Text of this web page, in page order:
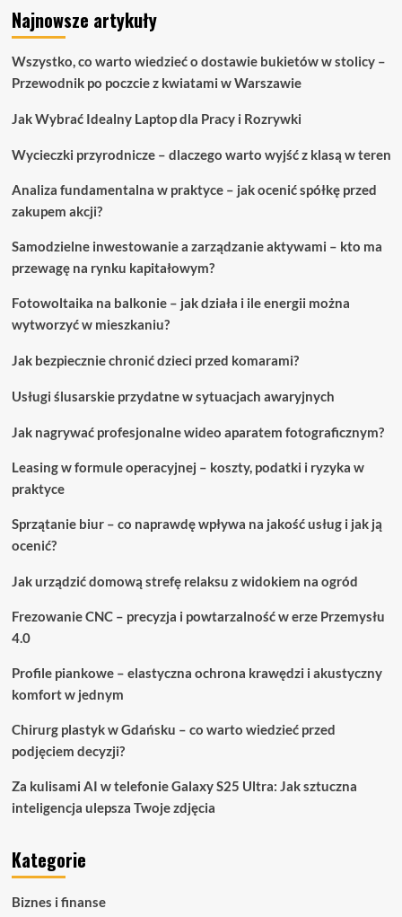
Najnowsze artykuły
Wszystko, co warto wiedzieć o dostawie bukietów w stolicy –
Przewodnik po poczcie z kwiatami w Warszawie
Jak Wybrać Idealny Laptop dla Pracy i Rozrywki
Wycieczki przyrodnicze – dlaczego warto wyjść z klasą w teren
Analiza fundamentalna w praktyce – jak ocenić spółkę przed
zakupem akcji?
Samodzielne inwestowanie a zarządzanie aktywami – kto ma
przewagę na rynku kapitałowym?
Fotowoltaika na balkonie – jak działa i ile energii można
wytworzyć w mieszkaniu?
Jak bezpiecznie chronić dzieci przed komarami?
Usługi ślusarskie przydatne w sytuacjach awaryjnych
Jak nagrywać profesjonalne wideo aparatem fotograficznym?
Leasing w formule operacyjnej – koszty, podatki i ryzyka w
praktyce
Sprzątanie biur – co naprawdę wpływa na jakość usług i jak ją
ocenić?
Jak urządzić domową strefę relaksu z widokiem na ogród
Frezowanie CNC – precyzja i powtarzalność w erze Przemysłu
4.0
Profile piankowe – elastyczna ochrona krawędzi i akustyczny
komfort w jednym
Chirurg plastyk w Gdańsku – co warto wiedzieć przed
podjęciem decyzji?
Za kulisami AI w telefonie Galaxy S25 Ultra: Jak sztuczna
inteligencja ulepsza Twoje zdjęcia
Kategorie
Biznes i finanse